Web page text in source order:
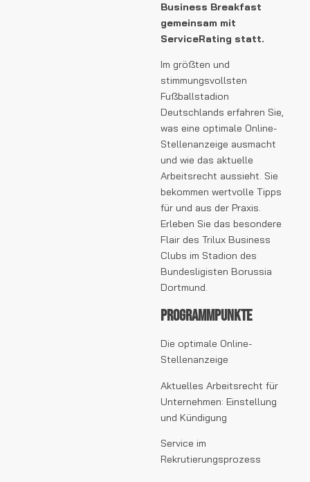
Business Breakfast
gemeinsam mit
ServiceRating statt.
Im größten und
stimmungsvollsten
Fußballstadion
Deutschlands erfahren Sie,
was eine optimale Online-
Stellenanzeige ausmacht
und wie das aktuelle
Arbeitsrecht aussieht. Sie
bekommen wertvolle Tipps
für und aus der Praxis.
Erleben Sie das besondere
Flair des Trilux Business
Clubs im Stadion des
Bundesligisten Borussia
Dortmund.
Programmpunkte
Die optimale Online-
Stellenanzeige
Aktuelles Arbeitsrecht für
Unternehmen: Einstellung
und Kündigung
Service im
Rekrutierungsprozess